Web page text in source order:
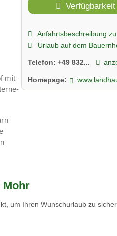
mit
allen
Anfahrtsbeschreibung
Urlaub auf dem
Telefon:+49 832...
Homepage:
Mohr
um Ihren Wunschurlaub zu